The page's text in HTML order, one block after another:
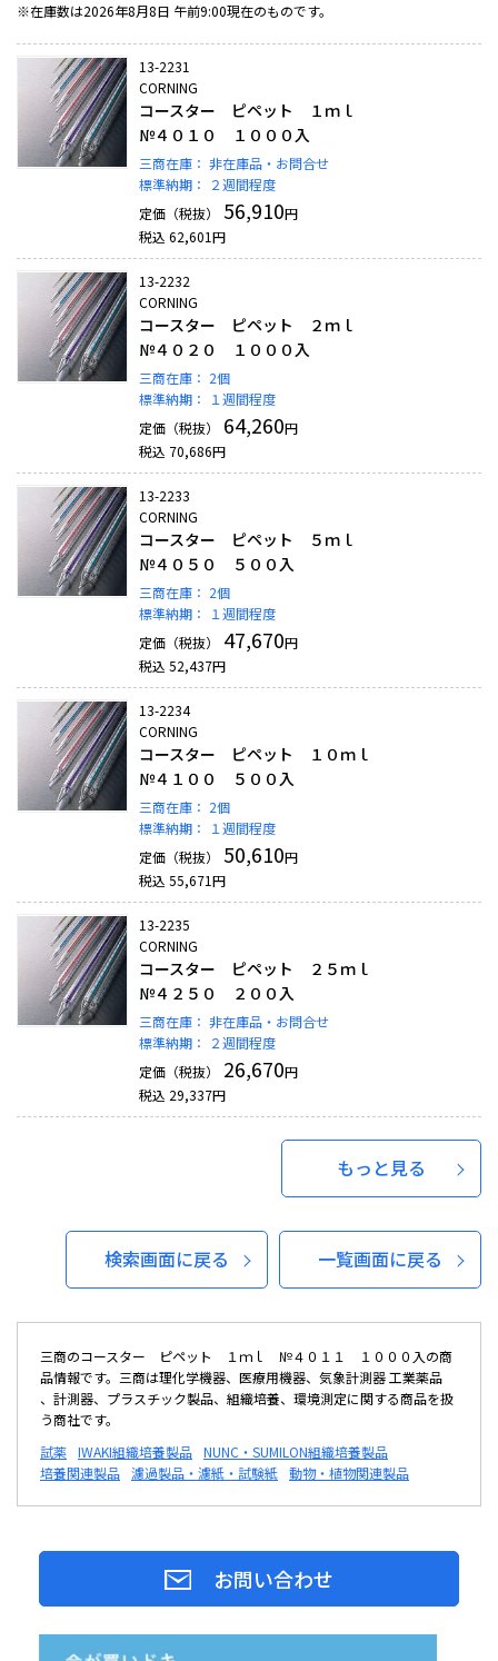
※在庫数は2026年8月8日 午前9:00現在のものです。
13-2231
CORNING
コースター ピペット １ｍｌ
№４０１０ １０００入
三商在庫： 非在庫品・お問合せ
標準納期：
２週間程度
定価（税抜）
56,910円
税込 62,601円
13-2232
CORNING
コースター ピペット ２ｍｌ
№４０２０ １０００入
三商在庫： 2個
標準納期：
１週間程度
定価（税抜）
64,260円
税込 70,686円
13-2233
CORNING
コースター ピペット ５ｍｌ
№４０５０ ５００入
三商在庫： 2個
標準納期：
１週間程度
定価（税抜）
47,670円
税込 52,437円
13-2234
CORNING
コースター ピペット １０ｍｌ
№４１００ ５００入
三商在庫： 2個
標準納期：
１週間程度
定価（税抜）
50,610円
税込 55,671円
13-2235
CORNING
コースター ピペット ２５ｍｌ
№４２５０ ２００入
三商在庫： 非在庫品・お問合せ
標準納期：
２週間程度
定価（税抜）
26,670円
税込 29,337円
もっと見る
検索画面に戻る 一覧画面に戻る
三商のコースター ピペット １ｍｌ №４０１１ １０００入の商
品情報です。三商は理化学機器、医療用機器、気象計測器 工業薬品
、計測器、プラスチック製品、組織培養、環境測定に関する商品を扱
う商社です。
試薬 IWAKI組織培養製品 NUNC・SUMILON組織培養製品
培養関連製品 濾過製品・濾紙・試験紙 動物・植物関連製品
お問い合わせ